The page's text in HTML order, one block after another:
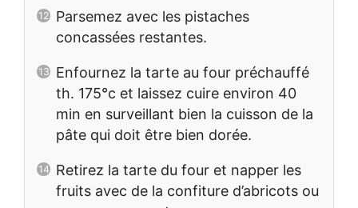
Parsemez avec les pistaches
concassées restantes.
Enfournez la tarte au four préchauffé
th. 175°c et laissez cuire environ 40
min en surveillant bien la cuisson de la
pâte qui doit être bien dorée.
Retirez la tarte du four et napper les
fruits avec de la confiture d’abricots ou